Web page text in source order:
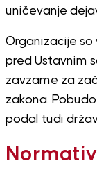
uničevanje
Organizacije so
pred Ustavnim
zavzame za
zakona.
podal tudi